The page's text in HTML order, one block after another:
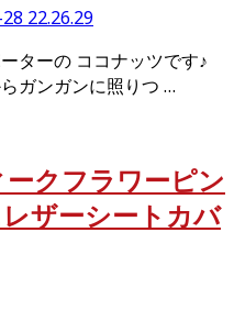
ターの ココナッツです♪
ガンガンに照りつ …
クフラワーピン
ザーシートカバ